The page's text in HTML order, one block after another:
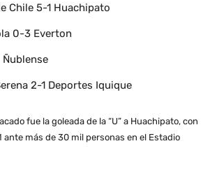
Chile 5-1 Huachipato
0-3 Everton
2-1 Deportes Iquique
fue la goleada de la “U” a Huachipato, con
más de 30 mil personas en el Estadio